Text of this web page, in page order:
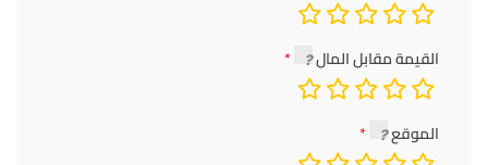
القيمة مقابل المال
الموقع